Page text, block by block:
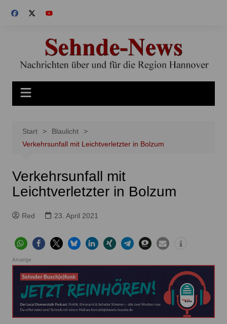
Inhalt
Start
Blaulicht
Verkehrsunfall mit Leichtverletzter in Bolzum
Verkehrsunfall mit
Leichtverletzter in Bolzum
Red 23. April 2021
Anzeige